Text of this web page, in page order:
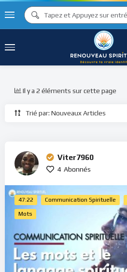
Trié par: Nouveaux Articles
Il y a 2 éléments sur cette page
Viter7960
4 Abonnés
47:22 Communication Spirituelle
Mots